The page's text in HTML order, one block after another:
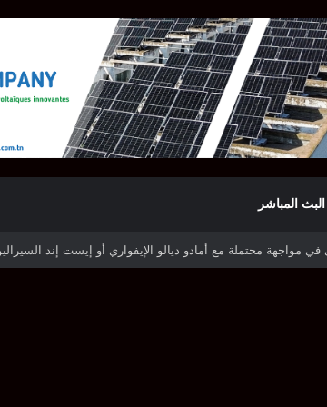
البث المباشر
وترجي جرجيس يصطدم بديامبارس السنغالي